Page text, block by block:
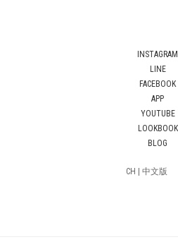
INSTAGRAM
LINE
FACEBOOK
APP
YOUTUBE
LOOKBOOK
BLOG